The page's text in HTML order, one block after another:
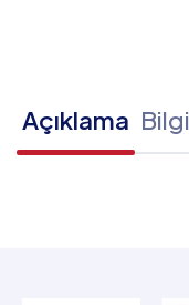
Açıklama